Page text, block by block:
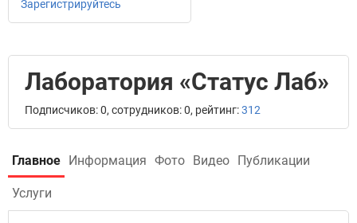
Зарегистрируйтесь
Лаборатория «Статус Лаб»
Подписчиков: 0, сотрудников: 0, рейтинг:312
Главное Информация Фото Видео Публикации
Услуги